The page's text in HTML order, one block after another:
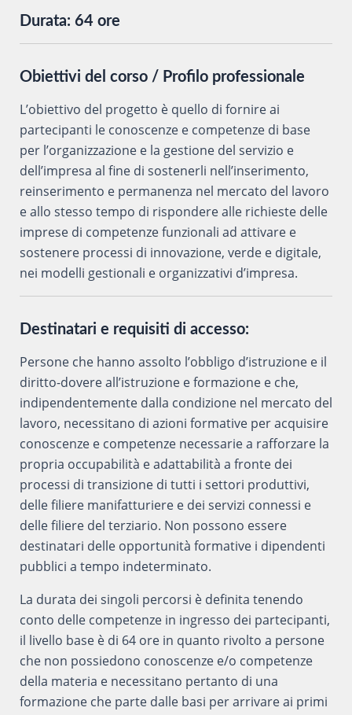
Durata: 64 ore
Obiettivi del corso / Profilo professionale
L’obiettivo del progetto è quello di fornire ai
partecipanti le conoscenze e competenze di base
per l’organizzazione e la gestione del servizio e
dell’impresa al fine di sostenerli nell’inserimento,
reinserimento e permanenza nel mercato del lavoro
e allo stesso tempo di rispondere alle richieste delle
imprese di competenze funzionali ad attivare e
sostenere processi di innovazione, verde e digitale,
nei modelli gestionali e organizzativi d’impresa.
Destinatari e requisiti di accesso:
Persone che hanno assolto l’obbligo d’istruzione e il
diritto-dovere all’istruzione e formazione e che,
indipendentemente dalla condizione nel mercato del
lavoro, necessitano di azioni formative per acquisire
conoscenze e competenze necessarie a rafforzare la
propria occupabilità e adattabilità a fronte dei
processi di transizione di tutti i settori produttivi,
delle filiere manifatturiere e dei servizi connessi e
delle filiere del terziario. Non possono essere
destinatari delle opportunità formative i dipendenti
pubblici a tempo indeterminato.
La durata dei singoli percorsi è definita tenendo
conto delle competenze in ingresso dei partecipanti,
il livello base è di 64 ore in quanto rivolto a persone
che non possiedono conoscenze e/o competenze
della materia e necessitano pertanto di una
formazione che parte dalle basi per arrivare ai primi